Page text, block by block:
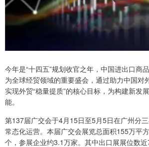
今年是“十四五”规划收官之年，中国进出口商
为全球经贸领域的重要盛会，通过助力中国对
实现外贸“稳量提质”的核心目标，为构建新发
能。
第137届广交会于4月15日至5月5日在广州分
常态化运营。本届广交会展览总面积155万平
个，参展企业约3.1万家。其中出口展展位数